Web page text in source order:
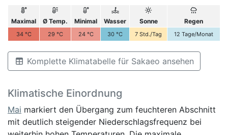
Maximal Ø Temp. Minimal Wasser Sonne Regen
34 °C 29 °C 24 °C 30 °C 7 Std./Tag 12 Tage/Monat
Komplette Klimatabelle für Sakaeo ansehen
Klimatische Einordnung
Mai markiert den Übergang zum feuchteren Abschnitt
mit deutlich steigender Niederschlagsfrequenz bei